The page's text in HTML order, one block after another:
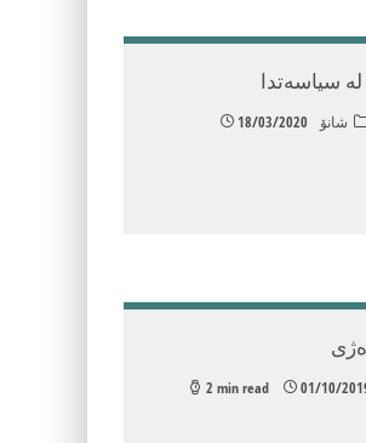
سیاسەتدا
شانۆ
18/03/2020
01/10/
2 min read